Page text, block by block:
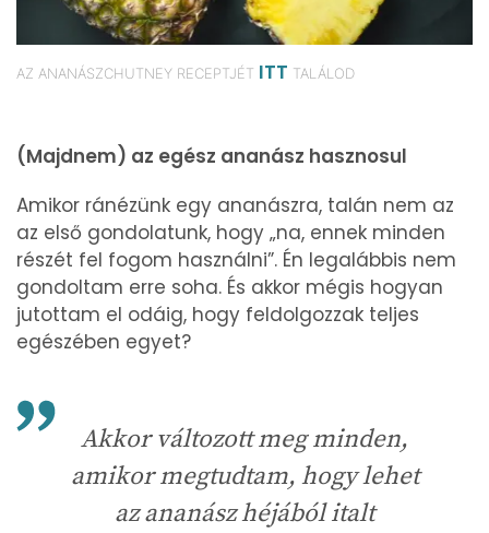
AZ ANANÁSZCHUTNEY RECEPTJÉT ITT TALÁLOD
(Majdnem) az egész ananász hasznosul
Amikor ránézünk egy ananászra, talán nem az
az első gondolatunk, hogy „na, ennek minden
részét fel fogom használni”. Én legalábbis nem
gondoltam erre soha. És akkor mégis hogyan
jutottam el odáig, hogy feldolgozzak teljes
egészében egyet?
Akkor változott meg minden,
amikor megtudtam, hogy lehet
az ananász héjából italt